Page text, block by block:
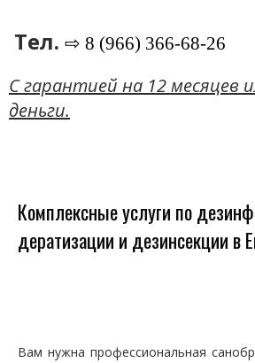
Тел. ⇨ 8 (966) 366-68-26
C гарантией на 12 месяцев
деньги.
Комплексные услуги по
дератизации и дезинсекции в
Вам нужна профессиональная